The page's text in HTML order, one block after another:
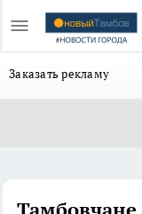
Заказать рекламу